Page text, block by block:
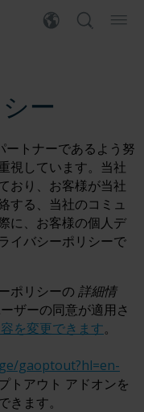
ー
トナーであるよう努
視しています。当社
おり、お客様が当社
する、当社のコミュ
に、お客様の個人デ
イバシーポリシーで
ポリシーの 詳細情
ザーの同意が適用さ
を変更できます。
gaoptout?hl=en-
トアウト アドオンを
きます。